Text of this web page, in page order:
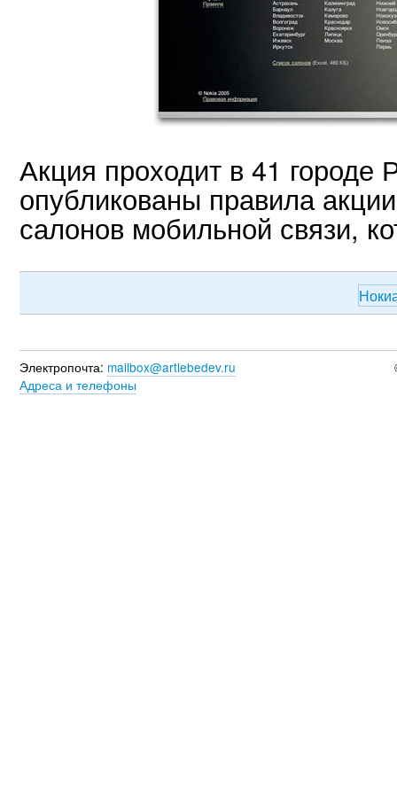
Акция проходит в 41 городе
опубликованы правила
салонов мобильной связи,
Электропочта: mailbox@artlebedev.ru
Адреса и телефоны